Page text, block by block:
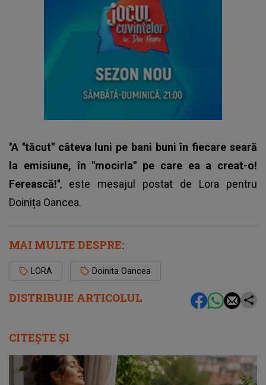
DISTRIBUIE ARTICOLUL
''A ''tăcut" câteva luni pe bani buni în fiecare seară
la emisiune, în "mocirla" pe care ea a creat-o!
Ferească!'', este mesajul postat de Lora pentru
Doinița Oancea.
MAI MULTE DESPRE:
LORA Doinita Oancea
CITEȘTE ȘI